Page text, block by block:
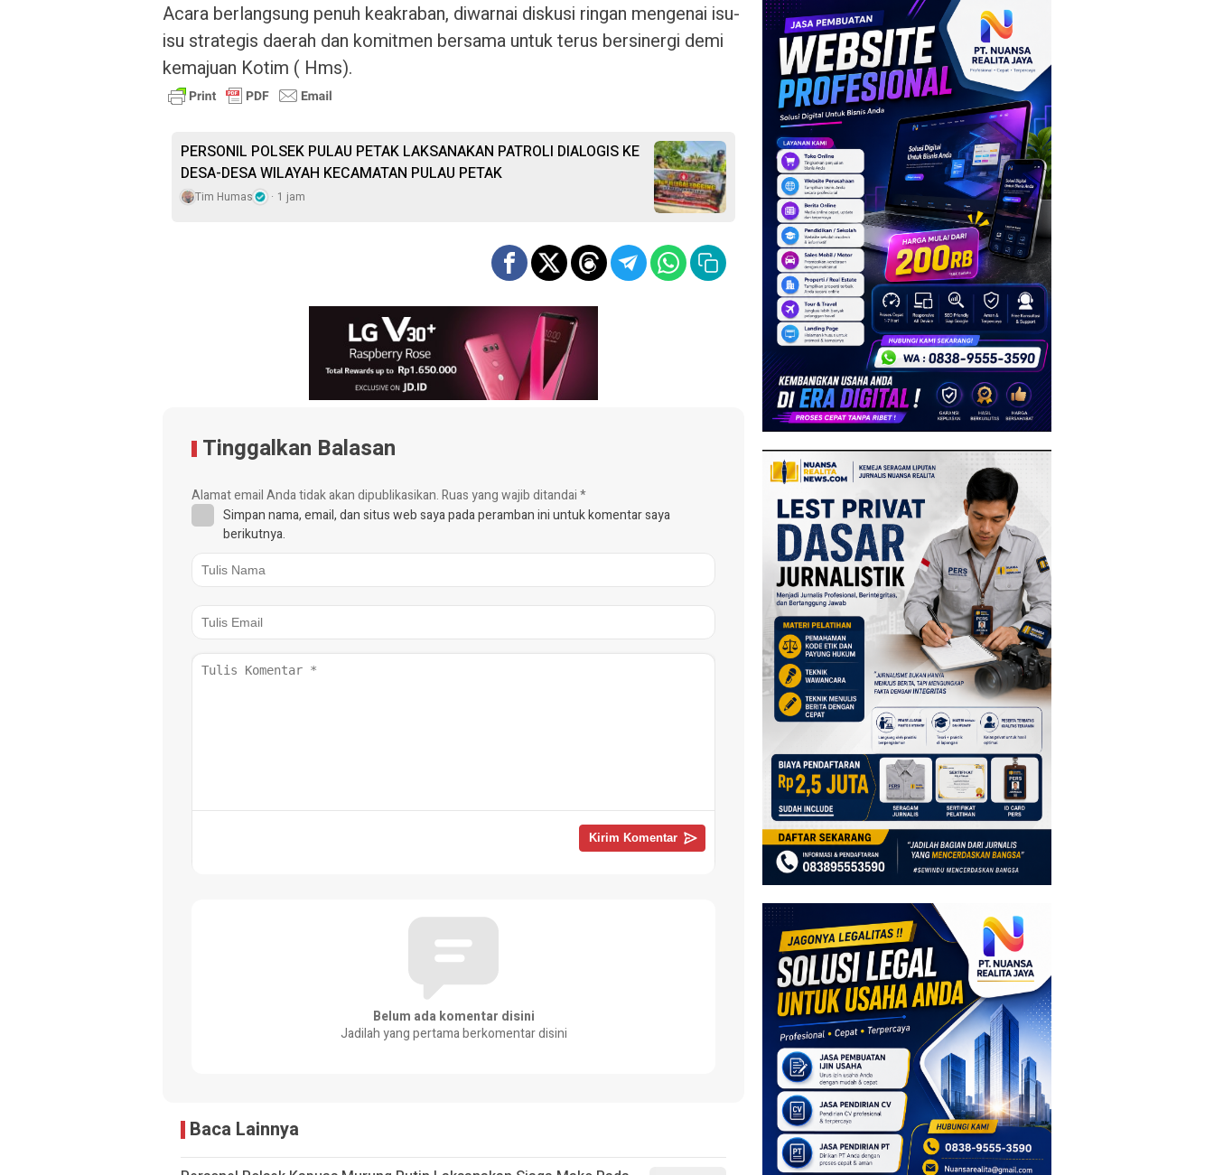
Acara berlangsung penuh keakraban, diwarnai diskusi ringan mengenai isu-
isu strategis daerah dan komitmen bersama untuk terus bersinergi demi
kemajuan Kotim ( Hms).
PERSONIL POLSEK PULAU PETAK LAKSANAKAN PATROLI DIALOGIS KE
DESA-DESA WILAYAH KECAMATAN PULAU PETAK
Tim Humas 1 jam
Tinggalkan Balasan
Alamat email Anda tidak akan dipublikasikan.Ruas yang wajib ditandai*
Simpan nama, email, dan situs web saya pada peramban ini untuk komentar saya
berikutnya.
Belum ada komentar disini
Jadilah yang pertama berkomentar disini
Baca Lainnya